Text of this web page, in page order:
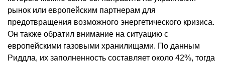
рынок или европейским партнерам для
предотвращения возможного энергетического кризиса.
Он также обратил внимание на ситуацию с
европейскими газовыми хранилищами. По данным
Риддла, их заполненность составляет около 42%, тогда